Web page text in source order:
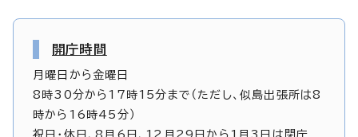
開庁時間
月曜日から金曜日
8時30分から17時15分まで（ただし、似島出張所は8
時から16時45分）
祝日・休日、8月6日、12月29日から1月3日は閉庁